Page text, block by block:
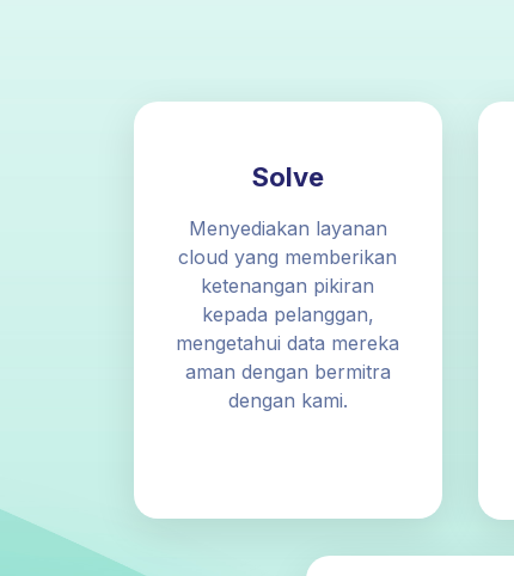
Solve
Menyediakan layanan
cloud yang memberikan
ketenangan pikiran
kepada pelanggan,
mengetahui data mereka
aman dengan bermitra
dengan kami.